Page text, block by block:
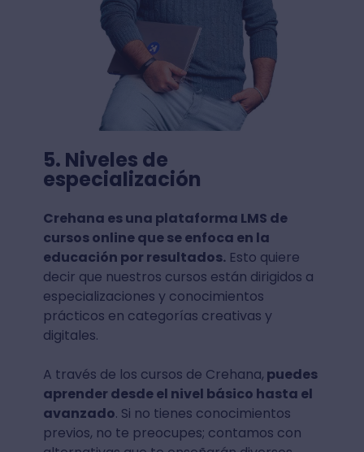
5. Niveles de
especialización
Crehana es una plataforma LMS de
cursos online que se enfoca en la
educación por resultados.Esto quiere
decir que nuestros cursos están dirigidos a
especializaciones y conocimientos
prácticos en categorías creativas y
digitales.
A través de los cursos de Crehana, puedes
aprender desde el nivel básico hasta el
avanzado. Si no tienes conocimientos
previos, no te preocupes; contamos con